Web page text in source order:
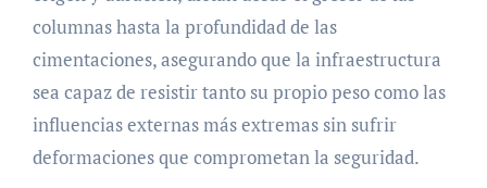
columnas hasta la profundidad de las
cimentaciones, asegurando que la infraestructura
sea capaz de resistir tanto su propio peso como las
influencias externas más extremas sin sufrir
deformaciones que comprometan la seguridad.